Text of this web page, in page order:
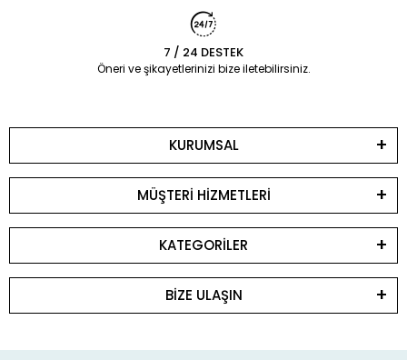
7 / 24 DESTEK
Öneri ve şikayetlerinizi bize iletebilirsiniz.
KURUMSAL
MÜŞTERİ HİZMETLERİ
KATEGORİLER
BİZE ULAŞIN